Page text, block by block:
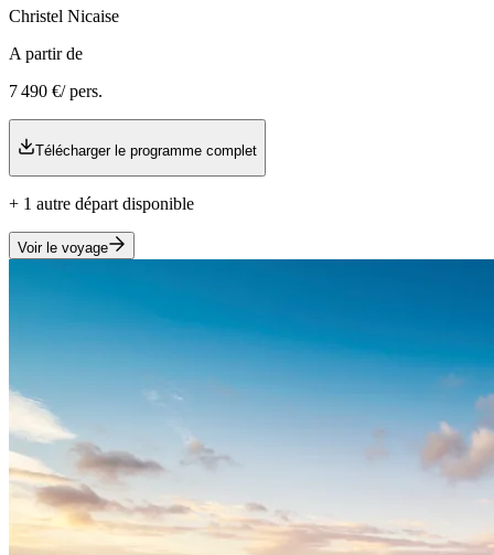
Christel Nicaise
A partir de
7 490 €/ pers.
Télécharger le programme complet
+ 1 autre départ disponible
Voir le voyage